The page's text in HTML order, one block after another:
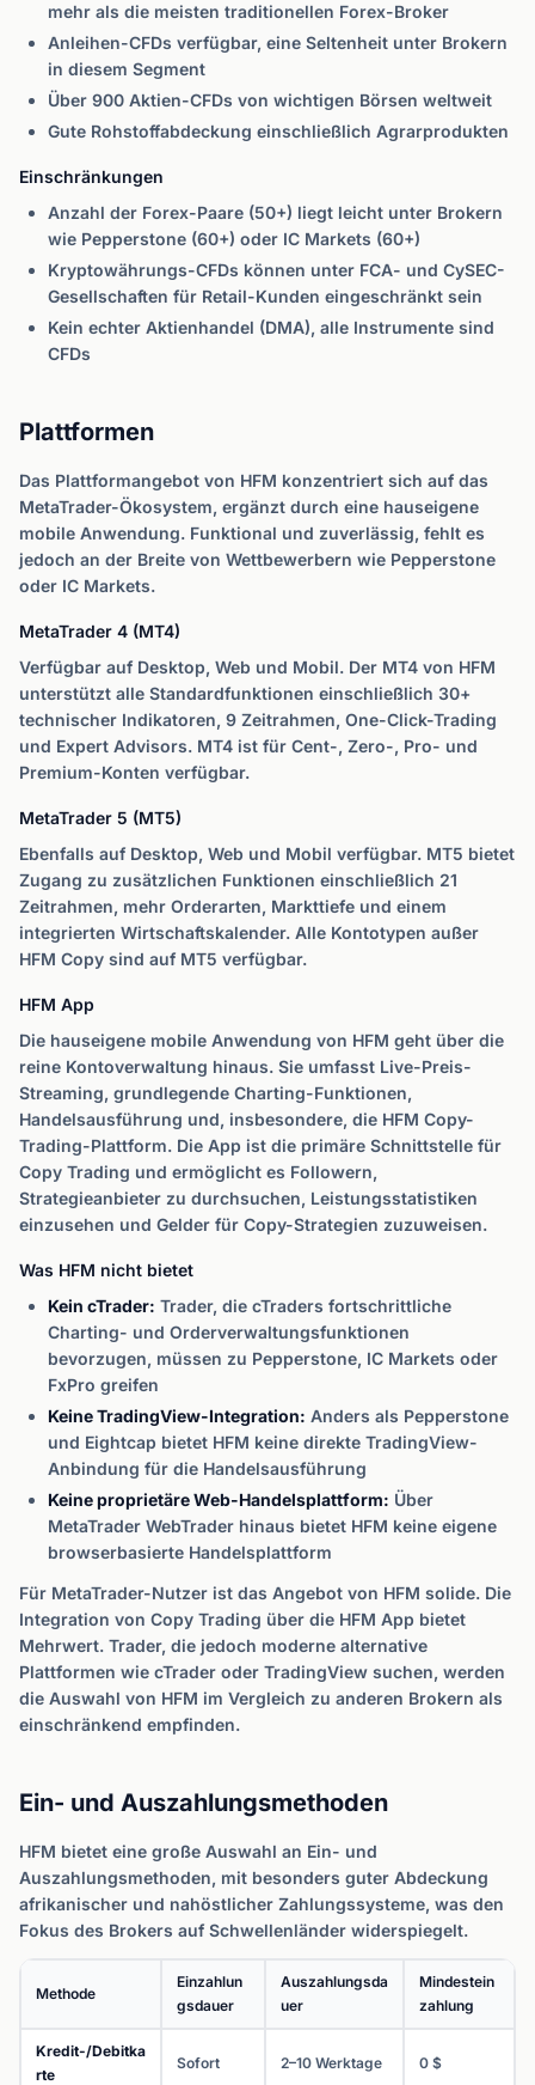
mehr als die meisten traditionellen Forex-Broker
Anleihen-CFDs verfügbar, eine Seltenheit unter Brokern
in diesem Segment
Über 900 Aktien-CFDs von wichtigen Börsen weltweit
Gute Rohstoffabdeckung einschließlich Agrarprodukten
Einschränkungen
Anzahl der Forex-Paare (50+) liegt leicht unter Brokern
wie Pepperstone (60+) oder IC Markets (60+)
Kryptowährungs-CFDs können unter FCA- und CySEC-
Gesellschaften für Retail-Kunden eingeschränkt sein
Kein echter Aktienhandel (DMA), alle Instrumente sind
CFDs
Plattformen
Das Plattformangebot von HFM konzentriert sich auf das
MetaTrader-Ökosystem, ergänzt durch eine hauseigene
mobile Anwendung. Funktional und zuverlässig, fehlt es
jedoch an der Breite von Wettbewerbern wie Pepperstone
oder IC Markets.
MetaTrader 4 (MT4)
Verfügbar auf Desktop, Web und Mobil. Der MT4 von HFM
unterstützt alle Standardfunktionen einschließlich 30+
technischer Indikatoren, 9 Zeitrahmen, One-Click-Trading
und Expert Advisors. MT4 ist für Cent-, Zero-, Pro- und
Premium-Konten verfügbar.
MetaTrader 5 (MT5)
Ebenfalls auf Desktop, Web und Mobil verfügbar. MT5 bietet
Zugang zu zusätzlichen Funktionen einschließlich 21
Zeitrahmen, mehr Orderarten, Markttiefe und einem
integrierten Wirtschaftskalender. Alle Kontotypen außer
HFM Copy sind auf MT5 verfügbar.
HFM App
Die hauseigene mobile Anwendung von HFM geht über die
reine Kontoverwaltung hinaus. Sie umfasst Live-Preis-
Streaming, grundlegende Charting-Funktionen,
Handelsausführung und, insbesondere, die HFM Copy-
Trading-Plattform. Die App ist die primäre Schnittstelle für
Copy Trading und ermöglicht es Followern,
Strategieanbieter zu durchsuchen, Leistungsstatistiken
einzusehen und Gelder für Copy-Strategien zuzuweisen.
Was HFM nicht bietet
Kein cTrader: Trader, die cTraders fortschrittliche
Charting- und Orderverwaltungsfunktionen
bevorzugen, müssen zu Pepperstone, IC Markets oder
FxPro greifen
Keine TradingView-Integration: Anders als Pepperstone
und Eightcap bietet HFM keine direkte TradingView-
Anbindung für die Handelsausführung
Keine proprietäre Web-Handelsplattform: Über
MetaTrader WebTrader hinaus bietet HFM keine eigene
browserbasierte Handelsplattform
Für MetaTrader-Nutzer ist das Angebot von HFM solide. Die
Integration von Copy Trading über die HFM App bietet
Mehrwert. Trader, die jedoch moderne alternative
Plattformen wie cTrader oder TradingView suchen, werden
die Auswahl von HFM im Vergleich zu anderen Brokern als
einschränkend empfinden.
Ein- und Auszahlungsmethoden
HFM bietet eine große Auswahl an Ein- und
Auszahlungsmethoden, mit besonders guter Abdeckung
afrikanischer und nahöstlicher Zahlungssysteme, was den
Fokus des Brokers auf Schwellenländer widerspiegelt.
Methode
Einzahlun
gsdauer
Auszahlungsda
uer
Mindestein
zahlung
Kredit-/Debitka
rte
Sofort 2–10 Werktage 0 $